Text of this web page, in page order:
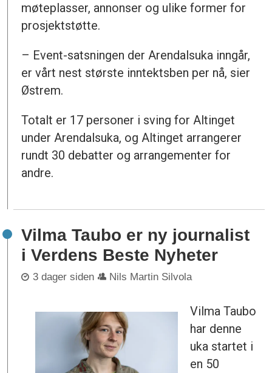
møteplasser, annonser og ulike former for
prosjektstøtte.
– Event-satsningen der Arendalsuka inngår,
er vårt nest største inntektsben per nå, sier
Østrem.
Totalt er 17 personer i sving for Altinget
under Arendalsuka, og Altinget arrangerer
rundt 30 debatter og arrangementer for
andre.
Vilma Taubo er ny journalist
i Verdens Beste Nyheter
3 dager siden Nils Martin Silvola
Vilma Taubo
har denne
uka startet i
en 50